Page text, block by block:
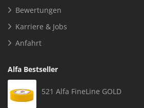
Bewertungen
Karriere & Jobs
Anfahrt
Alfa Bestseller
521 Alfa FineLine GOLD